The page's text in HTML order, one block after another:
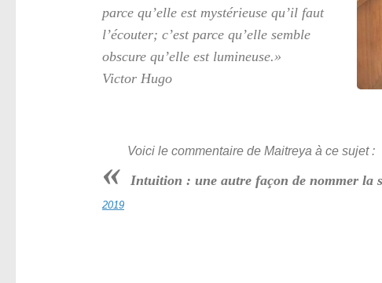
parce qu’elle est mystérieuse qu’il faut
l’écouter; c’est parce qu’elle semble
obscure qu’elle est lumineuse.»
Victor Hugo
Voici le commentaire de Maitreya à ce sujet :
« Intuition : une autre façon de nommer la
2019